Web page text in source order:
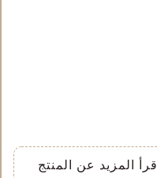
اقرأ المزيد عن المنتج